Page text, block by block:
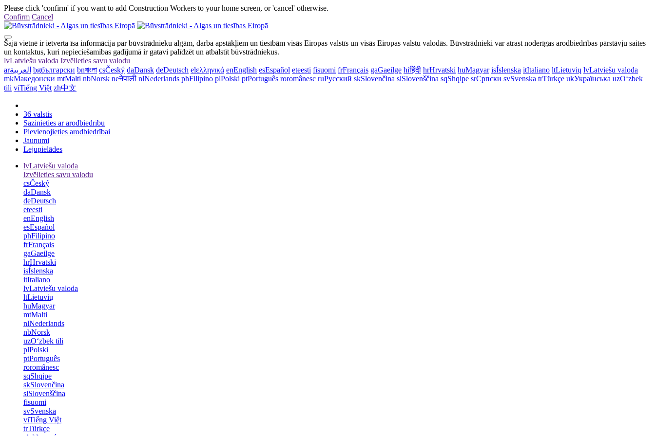
Please click 'confirm' if you want to add Construction Workers to your home screen, or 'cancel' otherwise.
Confirm Cancel
Šajā vietnē ir ietverta īsa informācija par būvstrādnieku algām, darba apstākļiem un tiesībām visās Eiropas valstīs un visās Eiropas valstu valodās. Būvstrādnieki var atrast noderīgas arodbiedrības pārstāvju saites
un kontaktus, kuri nepieciešamības gadījumā ir gatavi palīdzēt un atbalstīt būvstrādniekus.
lvLatviešu valoda Izvēlieties savu valodu
arالعربية bgбългарски bnবাংলা csČeský daDansk deDeutsch elελληνικά enEnglish esEspañol eteesti fisuomi frFrançais gaGaeilge hiहिंदी hrHrvatski huMagyar isÍslenska itItaliano ltLietuvių lvLatviešu valoda
mkМакедонски mtMalti nbNorsk neनेपाली nlNederlands phFilipino plPolski ptPortuguês roromânesc ruРусский skSlovenčina slSlovenščina sqShqipe srСрпски svSvenska trTürkçe ukУкраїнська uzOʻzbek
tili viTiếng Việt zh中文
36 valstis
Sazinieties ar arodbiedrību
Pievienojieties arodbiedrībai
Jaunumi
Lejupielādes
lvLatviešu valoda
Izvēlieties savu valodu
csČeský
daDansk
deDeutsch
eteesti
enEnglish
esEspañol
phFilipino
frFrançais
gaGaeilge
hrHrvatski
isÍslenska
itItaliano
lvLatviešu valoda
ltLietuvių
huMagyar
mtMalti
nlNederlands
nbNorsk
uzOʻzbek tili
plPolski
ptPortuguês
roromânesc
sqShqipe
skSlovenčina
slSlovenščina
fisuomi
svSvenska
viTiếng Việt
trTürkçe